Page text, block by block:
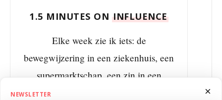
1.5 MINUTES ON INFLUENCE
Elke week zie ik iets: de
bewegwijzering in een ziekenhuis, een
supermarktschap, een zin in een
vergadering. En ik verklaar dat vanuit
×
NEWSLETTER